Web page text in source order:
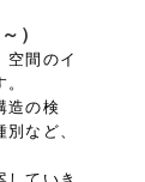
）
空間のイ
造の検
など、